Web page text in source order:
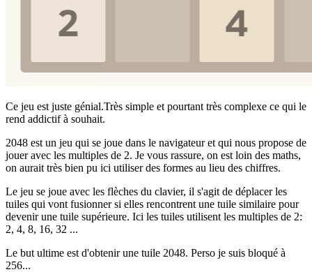
Ce jeu est juste génial.Très simple et pourtant très complexe ce qui le
rend addictif à souhait.
2048 est un jeu qui se joue dans le navigateur et qui nous propose de
jouer avec les multiples de 2. Je vous rassure, on est loin des maths,
on aurait très bien pu ici utiliser des formes au lieu des chiffres.
Le jeu se joue avec les flèches du clavier, il s'agit de déplacer les
tuiles qui vont fusionner si elles rencontrent une tuile similaire pour
devenir une tuile supérieure. Ici les tuiles utilisent les multiples de 2:
2, 4, 8, 16, 32 ...
Le but ultime est d'obtenir une tuile 2048. Perso je suis bloqué à
256...